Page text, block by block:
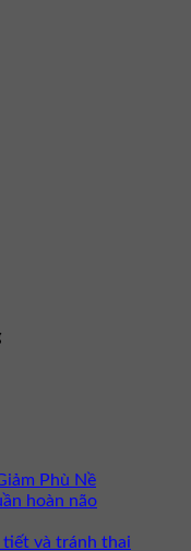
Phù Nề
hoàn não
và tránh thai